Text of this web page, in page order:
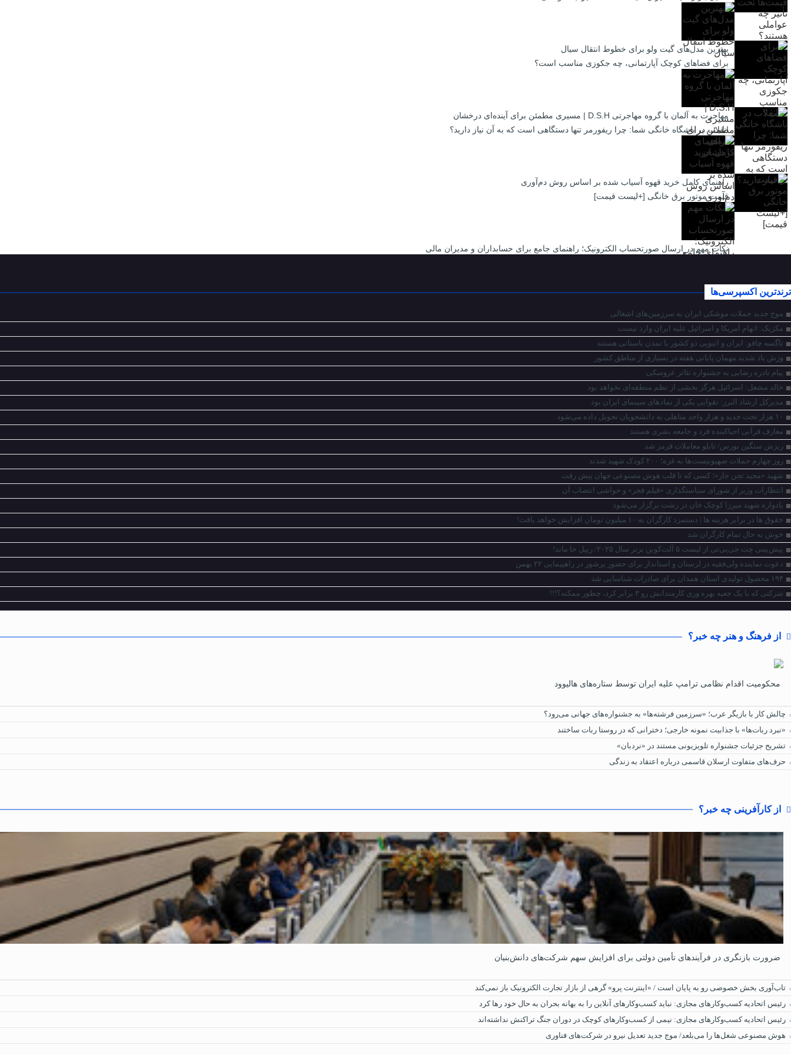
بهترین مدل‌های گیت ولو برای خطوط انتقال سیال
برای فضاهای کوچک آپارتمانی، چه جکوزی مناسب است؟
مهاجرت به آلمان با گروه مهاجرتی D.S.H | مسیری مطمئن برای آینده‌ای درخشان
انقلاب در باشگاه خانگی شما: چرا ریفورمر تنها دستگاهی است که به آن نیاز دارید؟
راهنمای کامل خرید قهوه آسیاب شده بر اساس روش دم‌آوری
قیمت موتور برق خانگی [+لیست قیمت]
نکات مهم در ارسال صورتحساب الکترونیک؛ راهنمای جامع برای حسابداران و مدیران مالی
ترندترین اکسپرسی‌ها
موج جدید حملات موشکی ایران به سرزمین‌های اشغالی
مکزیک: اتهام آمریکا و اسرائیل علیه ایران وارد نیست
تاگسه چافو: ایران و اتیوپی دو کشور با تمدن باستانی هستند
وزش باد شدید مهمان پایانی هفته در بسیاری از مناطق کشور
پیام نادره رضایی به جشنواره تئاتر عروسکی
خالد مشعل: اسرائیل هرگز بخشی از نظم منطقه‌ای نخواهد بود
مدیرکل ارشاد البرز: تقوایی یکی از نمادهای سینمای ایران بود
۱۰ هزار تخت جدید و هزار واحد متاهلی به دانشجویان تحویل داده می‌شود
معارف قرآنی احیاکننده فرد و جامعه بشری هستند
ریزش سنگین بورس/ تابلو معاملات قرمز شد
روز چهارم حملات صهیونیست‌ها به غزه؛ ۲۰۰ کودک شهید شدند
شهید «مجید تجن جار»؛ کسی که تا قلب هوش مصنوعی جهان پیش رفت
انتظارات وزیر از شورای سیاستگذاری «فیلم فجر» و حواشی انتصاب آن
یادواره شهید میرزا کوچک خان در رشت برگزار می‌شود
حقوق‌ ها در برابر هزینه‌ ها |‌ دستمزد کارگران به ۱۰ میلیون تومان افزایش خواهد یافت!
خوش به حال تمام کارگران شد
پیش‌بینی چت جی‌پی‌تی از لیست ۵ آلت‌کوین برتر سال ۲۰۲۵/ ریپل جا ماند!
دعوت نماینده ولی‌فقیه در لرستان و استاندار برای حضور پرشور در راهپیمایی ۲۲ بهمن
۱۹۴ محصول تولیدی استان همدان برای صادرات شناسایی شد
شرکتی که با یک جعبه بهره وری کارمندانش رو ۳ برابر کرد، چطور ممکنه؟!!!
از فرهنگ و هنر چه خبر؟
محکومیت اقدام نظامی ترامپ علیه ایران توسط ستاره‌های هالیوود
چالش کار با بازیگر عرب؛ «سرزمین فرشته‌ها» به جشنواره‌های جهانی می‌رود؟
«نبرد ربات‌ها» با جذابیت نمونه خارجی؛ دخترانی که در روستا ربات ساختند
تشریح جزئیات جشنواره‌ تلویزیونی مستند در «نردبان»
حرف‌های متفاوت ارسلان قاسمی درباره اعتقاد به زندگی
از کارآفرینی چه خبر؟
ضرورت بازنگری در فرآیندهای تأمین دولتی برای افزایش سهم شرکت‌های دانش‌بنیان
تاب‌آوری بخش خصوصی رو به پایان است / «اینترنت پرو» گرهی از بازار تجارت الکترونیک باز نمی‌کند
رئیس اتحادیه کسب‌وکارهای مجازی: نباید کسب‌وکارهای آنلاین را به بهانه بحران به حال خود رها کرد
رئیس اتحادیه کسب‌وکارهای مجازی: نیمی از کسب‌وکارهای کوچک در دوران جنگ‌ تراکنش نداشته‌اند
هوش مصنوعی شغل‌ها را می‌بلعد/ موج جدید تعدیل نیرو در شرکت‌های فناوری